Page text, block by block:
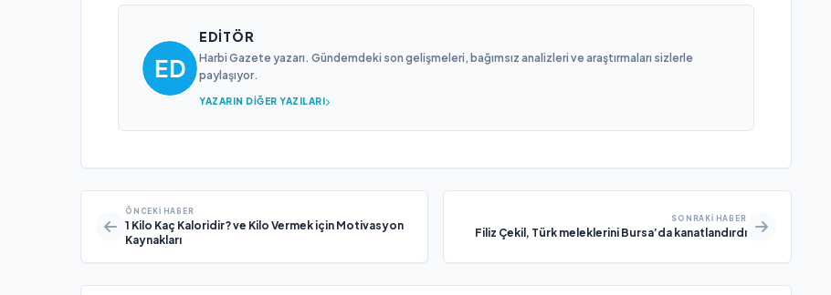
EDITÖR
Harbi Gazete yazarı. Gündemdeki son gelişmeleri, bağımsız analizleri ve araştırmaları sizlerle
paylaşıyor.
YAZARIN DIĞER YAZILARI
ÖNCEKI HABER
1 Kilo Kaç Kaloridir? ve Kilo Vermek için Motivasyon
Kaynakları
SONRAKI HABER
Filiz Çekil, Türk meleklerini Bursa’da kanatlandırdı